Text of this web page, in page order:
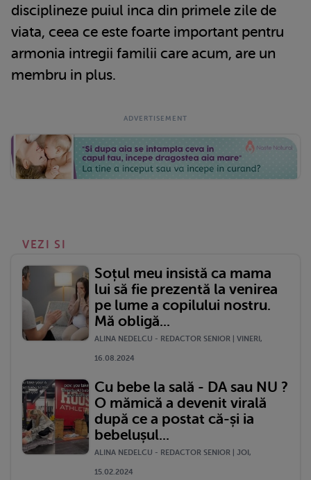
disciplineze puiul inca din primele zile de
viata, ceea ce este foarte important pentru
armonia intregii familii care acum, are un
membru in plus.
VEZI SI
Soțul meu insistă ca mama
lui să fie prezentă la venirea
pe lume a copilului nostru.
Mă obligă...
ALINA NEDELCU - REDACTOR SENIOR | VINERI,
16.08.2024
Cu bebe la sală - DA sau NU ?
O mămică a devenit virală
după ce a postat că-și ia
bebelușul...
ALINA NEDELCU - REDACTOR SENIOR | JOI,
15.02.2024